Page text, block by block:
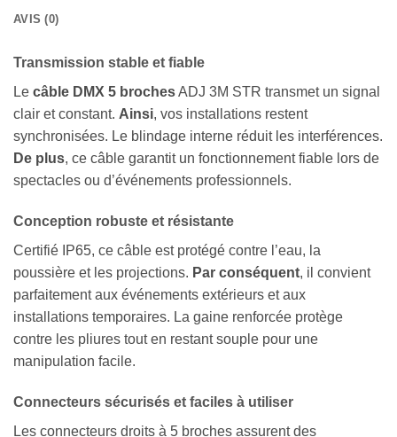
AVIS (0)
Transmission stable et fiable
Le câble DMX 5 brochesADJ 3M STR transmet un signal
clair et constant. Ainsi, vos installations restent
synchronisées. Le blindage interne réduit les interférences.
De plus, ce câble garantit un fonctionnement fiable lors de
spectacles ou d’événements professionnels.
Conception robuste et résistante
Certifié IP65, ce câble est protégé contre l’eau, la
poussière et les projections. Par conséquent, il convient
parfaitement aux événements extérieurs et aux
installations temporaires. La gaine renforcée protège
contre les pliures tout en restant souple pour une
manipulation facile.
Connecteurs sécurisés et faciles à utiliser
Les connecteurs droits à 5 broches assurent des